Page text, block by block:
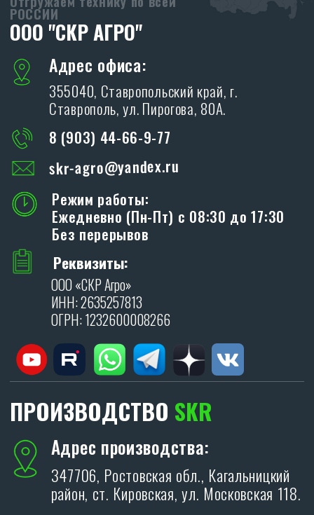
ОСТАВИТЬ ЗАЯВКУ
Политика конфиденциальности.
Адрес производства:
347706, Ростовская обл., Кагальницкий
район, ст. Кировская, ул. Московская 118.
Я даю согласие на обработку персональных
данных в соответствии с политикой
конфиденциальности.
ОТПРАВИТЬ
ХОЧУ СТАТЬ ДИЛЕРОМ
Благодарим Вас за интерес, проявленный к
дилерам производственной компании «SKR»!